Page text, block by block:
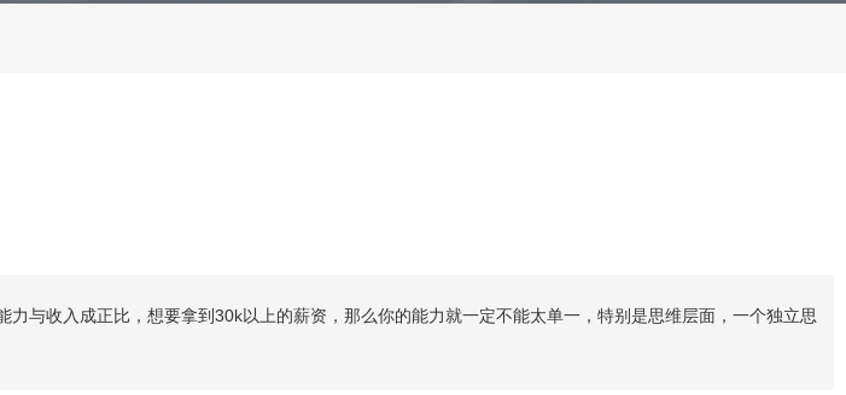
与收入成正比，想要拿到30k以上的薪资，那么你的能力就一定不能太单一，特别是思维层面，一个独立思